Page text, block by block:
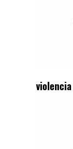
violencia